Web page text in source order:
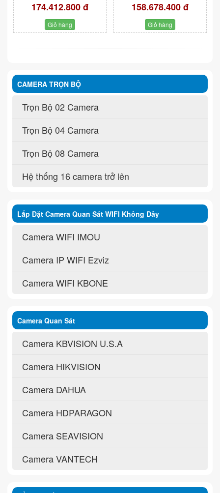
174.412.800 đ
Giỏ hàng
158.678.400 đ
Giỏ hàng
CAMERA TRỌN BỘ
Trọn Bộ 02 Camera
Trọn Bộ 04 Camera
Trọn Bộ 08 Camera
Hệ thống 16 camera trở lên
Lắp Đặt Camera Quan Sát WIFI Không Dây
Camera WIFI IMOU
Camera IP WIFI Ezviz
Camera WIFI KBONE
Camera Quan Sát
Camera KBVISION U.S.A
Camera HIKVISION
Camera DAHUA
Camera HDPARAGON
Camera SEAVISION
Camera VANTECH